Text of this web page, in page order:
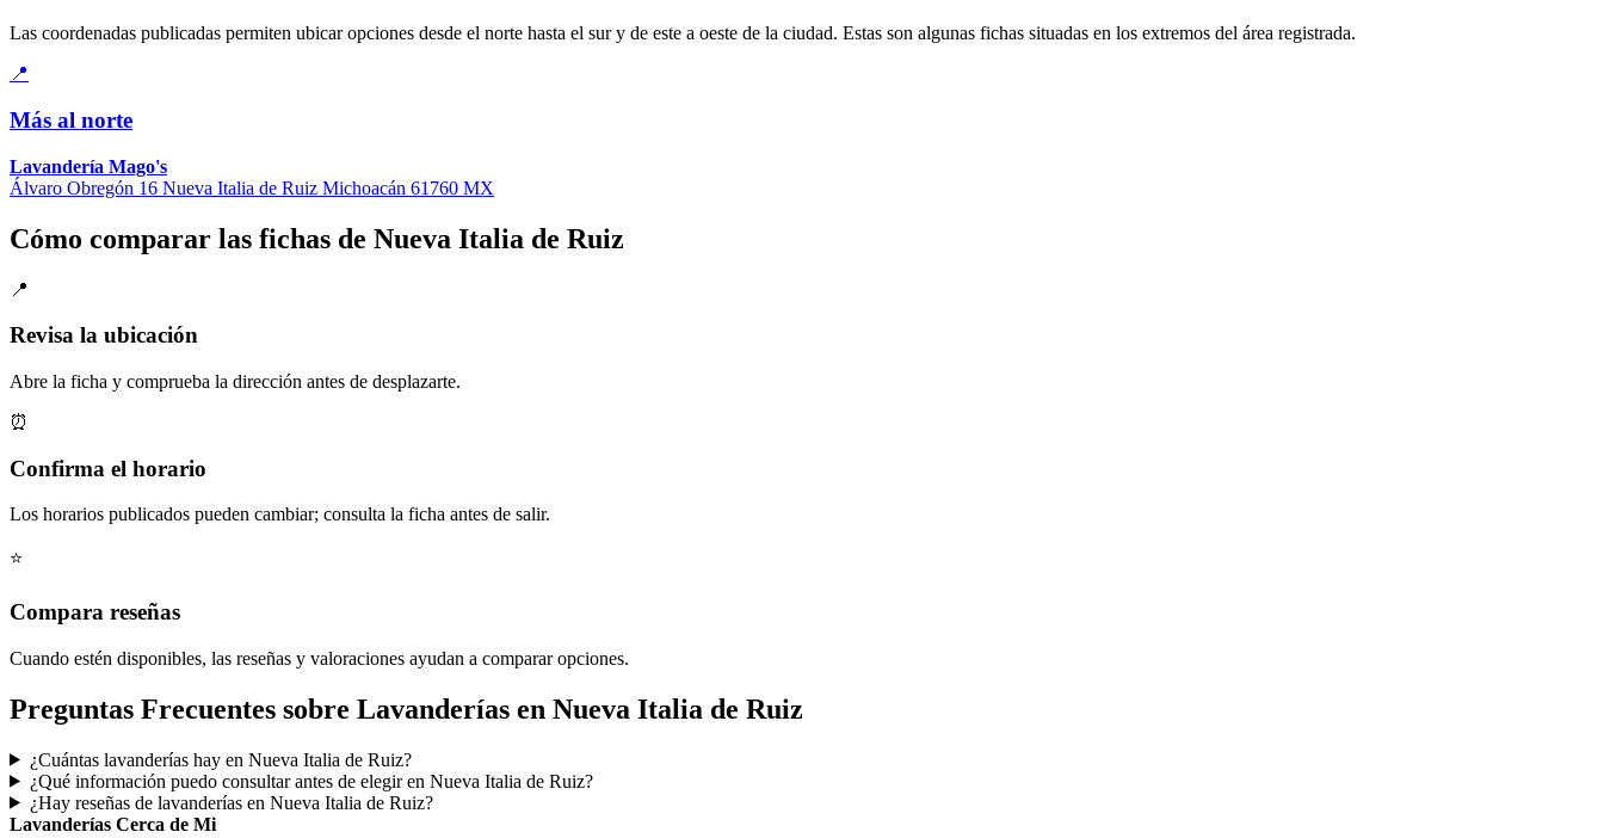
Las coordenadas publicadas permiten ubicar opciones desde el norte hasta el sur y de este a oeste de la ciudad. Estas son algunas fichas situadas en los extremos del área registrada.
📍
Más al norte
Lavandería Mago's
Álvaro Obregón 16 Nueva Italia de Ruiz Michoacán 61760 MX
Cómo comparar las fichas de Nueva Italia de Ruiz
📍
Revisa la ubicación
Abre la ficha y comprueba la dirección antes de desplazarte.
⏰
Confirma el horario
Los horarios publicados pueden cambiar; consulta la ficha antes de salir.
⭐
Compara reseñas
Cuando estén disponibles, las reseñas y valoraciones ayudan a comparar opciones.
Preguntas Frecuentes sobre Lavanderías en Nueva Italia de Ruiz
¿Cuántas lavanderías hay en Nueva Italia de Ruiz?
¿Qué información puedo consultar antes de elegir en Nueva Italia de Ruiz?
¿Hay reseñas de lavanderías en Nueva Italia de Ruiz?
Lavanderías Cerca de Mi